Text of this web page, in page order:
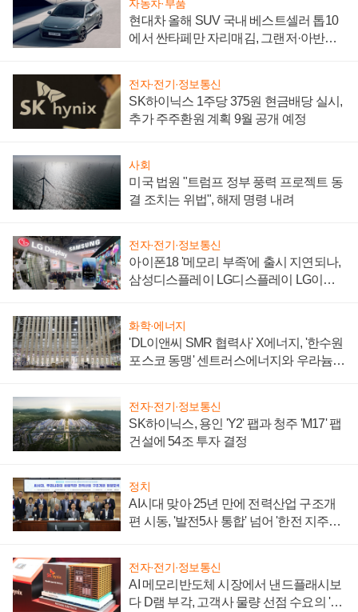
자동차·부품
현대차 올해 SUV 국내 베스트셀러 톱10
에서 싼타페만 자리매김, 그랜저·아반떼
전자·전기·정보통신
SK하이닉스 1주당 375원 현금배당 실시,
추가 주주환원 계획 9월 공개 예정
사회
미국 법원 "트럼프 정부 풍력 프로젝트 동
결 조치는 위법", 해제 명령 내려
전자·전기·정보통신
아이폰18 '메모리 부족'에 출시 지연되나,
삼성디스플레이 LG디스플레이 LG이노
화학·에너지
'DL이앤씨 SMR 협력사' X에너지, '한수원
포스코 동맹' 센트러스에너지와 우라늄
전자·전기·정보통신
SK하이닉스, 용인 'Y2' 팹과 청주 'M17' 팹
건설에 54조 투자 결정
정치
AI시대 맞아 25년 만에 전력산업 구조개
편 시동, '발전5사 통합' 넘어 '한전 지주사'
전자·전기·정보통신
AI 메모리반도체 시장에서 낸드플래시보
다 D램 부각, 고객사 물량 선점 수요의 '우